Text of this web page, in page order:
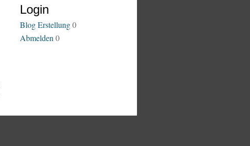
Login
Blog Erstellung0
Abmelden 0